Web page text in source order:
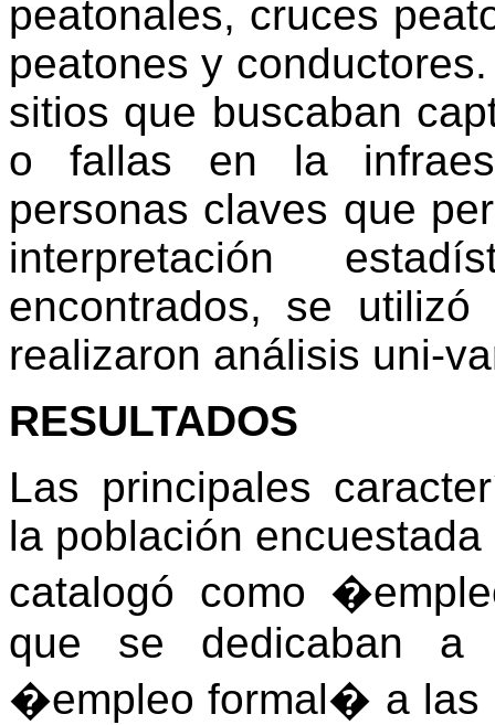
peatonales, cruces
peatones y
sitios que buscaban
o fallas en la
personas claves que
interpretación
encontrados, se
realizaron análisis uni-
RESULTADOS
Las principales
la población
catalogó como
que se dedicaban a
�empleo formal� a las